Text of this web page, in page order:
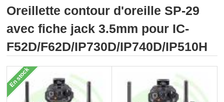
Oreillette contour d'oreille SP-29
avec fiche jack 3.5mm pour IC-
F52D/F62D/IP730D/IP740D/IP510H
En stock